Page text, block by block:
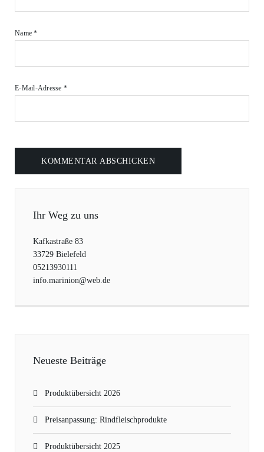
Name*
E-Mail-Adresse *
Ihr Weg zu uns
Kafkastraße 83
33729 Bielefeld
05213930111
info.marinion@web.de
Neueste Beiträge
Produktübersicht 2026
Preisanpassung: Rindfleischprodukte
Produktübersicht 2025